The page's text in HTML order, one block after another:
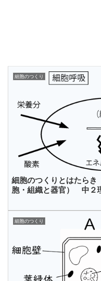
細胞のつくり
細胞のつくりとはたらき
胞・組織と器官） 中２
細胞のつくり